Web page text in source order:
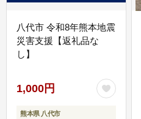
八代市 令和8年熊本地震
災害支援【返礼品な
し】
1,000円
熊本県 八代市